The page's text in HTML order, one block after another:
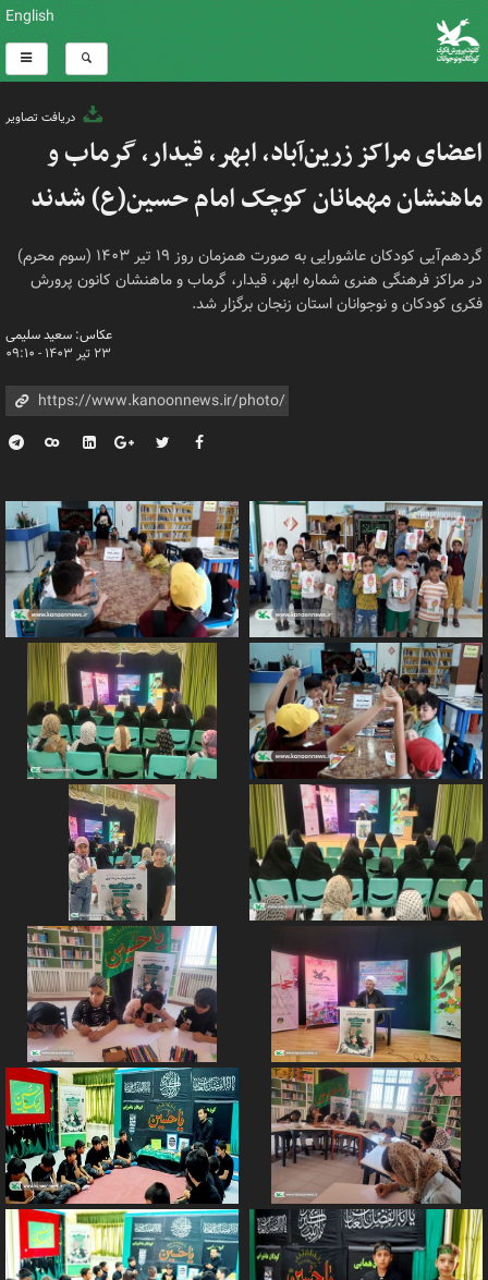
English
دریافت تصاویر
اعضای مراکز زرین‌آباد، ابهر، قیدار، گرماب و
ماهنشان مهمانان کوچک امام حسین(ع) شدند
گردهم‌آیی کودکان عاشورایی به صورت همزمان روز ۱۹ تیر ۱۴۰۳ (سوم محرم)
در مراکز فرهنگی هنری شماره ابهر، قیدار، گرماب و ماهنشان کانون پرورش
فکری کودکان و نوجوانان استان زنجان برگزار شد.
عکاس: سعید سلیمی
۲۳ تیر ۱۴۰۳ - ۰۹:۱۰